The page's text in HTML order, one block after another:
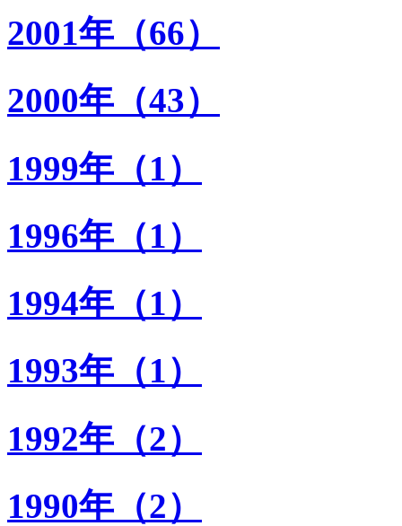
2001年（66）
2000年（43）
1999年（1）
1996年（1）
1994年（1）
1993年（1）
1992年（2）
1990年（2）